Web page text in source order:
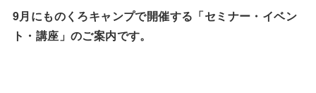
9月にものくろキャンプで開催する「セミナー・イベン
ト・講座」のご案内です。